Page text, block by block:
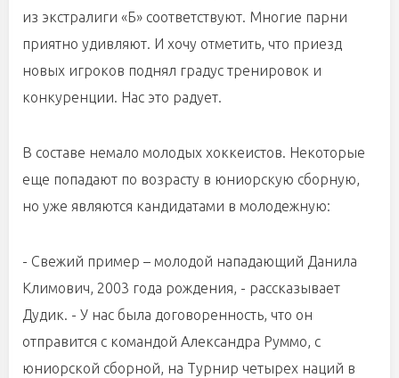
из экстралиги «Б» соответствуют. Многие парни
приятно удивляют. И хочу отметить, что приезд
новых игроков поднял градус тренировок и
конкуренции. Нас это радует.
В составе немало молодых хоккеистов. Некоторые
еще попадают по возрасту в юниорскую сборную,
но уже являются кандидатами в молодежную:
- Свежий пример – молодой нападающий Данила
Климович, 2003 года рождения, - рассказывает
Дудик. - У нас была договоренность, что он
отправится с командой Александра Руммо, с
юниорской сборной, на Турнир четырех наций в